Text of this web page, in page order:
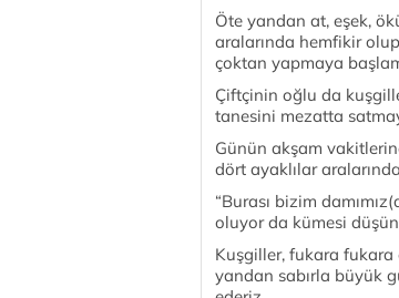
Öte yandan at, eşek,
aralarında hemfikir
çoktan yapmaya
Çiftçinin oğlu da
tanesini mezatta
Günün akşam
dört ayaklılar
“Burası bizim
oluyor da kümesi
Kuşgiller, fukara fukara
yandan sabırla büyük